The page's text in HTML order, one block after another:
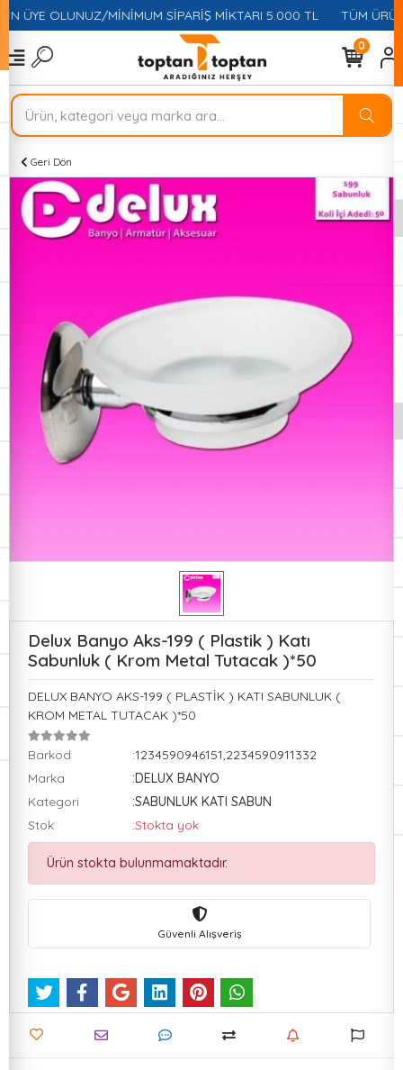
ÜYE OLUNUZ/MİNİMUM SİPARİŞ MİKTARI 5.000 TL TÜM
0
Geri Dön
Delux Banyo Aks-199 ( Plastik ) Katı
Sabunluk ( Krom Metal Tutacak )*50
DELUX BANYO AKS-199 ( PLASTİK ) KATI SABUNLUK (
KROM METAL TUTACAK )*50
Barkod
:1234590946151,2234590911332
Marka
:DELUX BANYO
Kategori
:SABUNLUK KATI SABUN
Stok
:Stokta yok
Ürün stokta bulunmamaktadır.
Güvenli Alışveriş